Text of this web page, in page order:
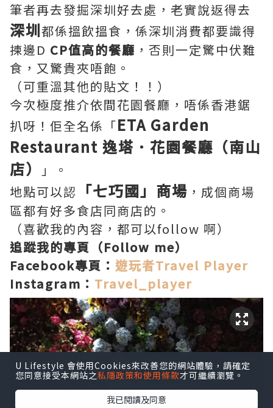
筆者再去發掘深圳好去處，老實說返得去
深圳都係搵飲搵食，係深圳消費都要識得
揀邊D CP值高的餐廳 ，否則一定驚中伏難
食，又驚貴夾唔飽。
（可重溫其他的貼文！！）
今次極度推介依間花園餐廳，唔係香港鋸
扒呀！佢全名係「ETA Garden
Restaurant 逸塔．花園餐廳（南山
店）
」。
地點可以認
「七巧國」商場 ，成個商場
區都有好多食店同商店的。
（喜歡我的內容，都可以follow 啊）
追蹤我的專頁（Follow me）
Facebook專頁： 遊玩者Travel Player
Instagram： Travel_player
U Lifestyle 會使用Cookies來改善您的網站體驗，請確定
您同意接受本網站之私隱政策和使用條款才可繼續瀏覽。
我已閱讀及同意